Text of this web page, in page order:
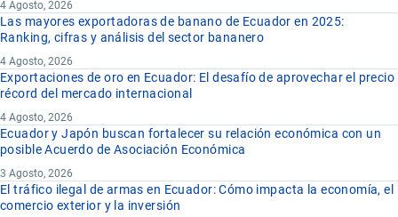
4 Agosto, 2026
Las mayores exportadoras de banano de Ecuador en 2025:
Ranking, cifras y análisis del sector bananero
4 Agosto, 2026
Exportaciones de oro en Ecuador: El desafío de aprovechar el precio
récord del mercado internacional
4 Agosto, 2026
Ecuador y Japón buscan fortalecer su relación económica con un
posible Acuerdo de Asociación Económica
3 Agosto, 2026
El tráfico ilegal de armas en Ecuador: Cómo impacta la economía, el
comercio exterior y la inversión